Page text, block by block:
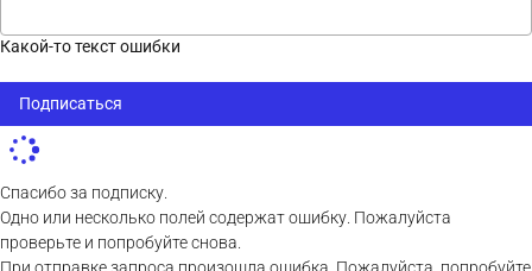
Какой-то текст ошибки
Подписаться
Спасибо за подписку.
Одно или несколько полей содержат ошибку. Пожалуйста
проверьте и попробуйте снова.